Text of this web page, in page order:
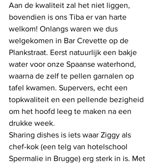
Aan de kwaliteit zal het niet liggen,
bovendien is ons Tiba er van harte
welkom! Onlangs waren we dus
welgekomen in Bar Crevette op de
Plankstraat. Eerst natuurlijk een bakje
water voor onze Spaanse waterhond,
waarna de zelf te pellen garnalen op
tafel kwamen. Supervers, echt een
topkwaliteit en een pellende bezigheid
om het hoofd leeg te maken na een
drukke week.
Sharing dishes is iets waar Ziggy als
chef-kok (een telg van hotelschool
Spermalie in Brugge) erg sterk in is. Met